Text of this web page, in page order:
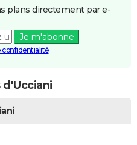
plans directement par e-
Je m'abonne
confidentialité